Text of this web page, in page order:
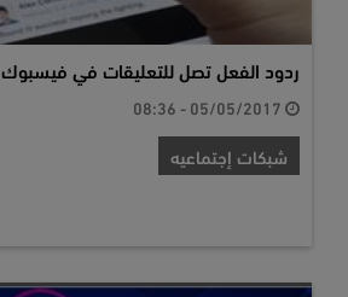
ردود الفعل تصل للتعليقات في فيسبوك
شبكات إجتماعيه